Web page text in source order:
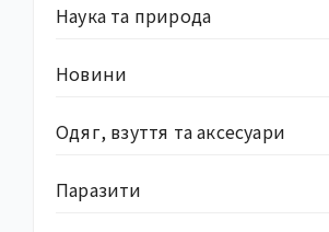
Наука та природа
Новини
Одяг, взуття та аксесуари
Паразити